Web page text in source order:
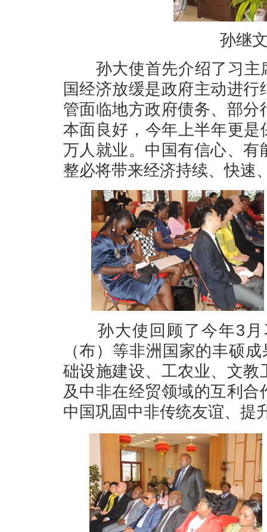
孙继
孙大使首先介绍了习主
国经济放缓是政府主动进
管面临地方政府债务、部
本面良好，今年上半年更
万人就业。中国有信心、
整必将带来经济持续、快速
孙大使回顾了今年3月
（布）等非洲国家的丰硕
础设施建设、工农业、文
及中非在经贸领域的互利
中国巩固中非传统友谊、提